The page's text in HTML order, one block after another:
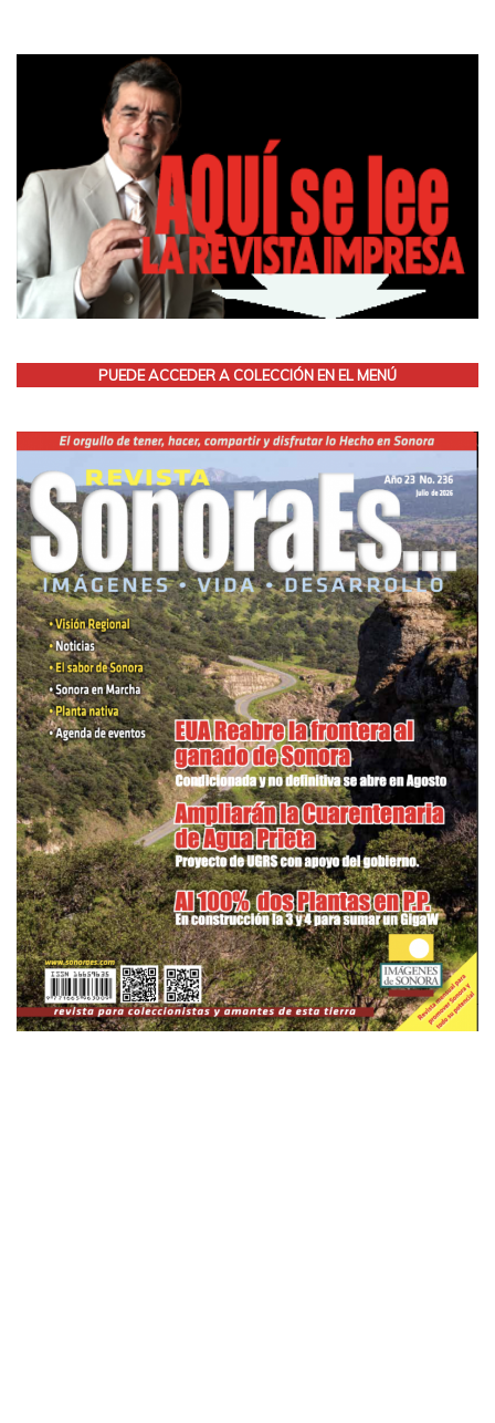
PUEDE ACCEDER A COLECCIÓN EN EL MENÚ